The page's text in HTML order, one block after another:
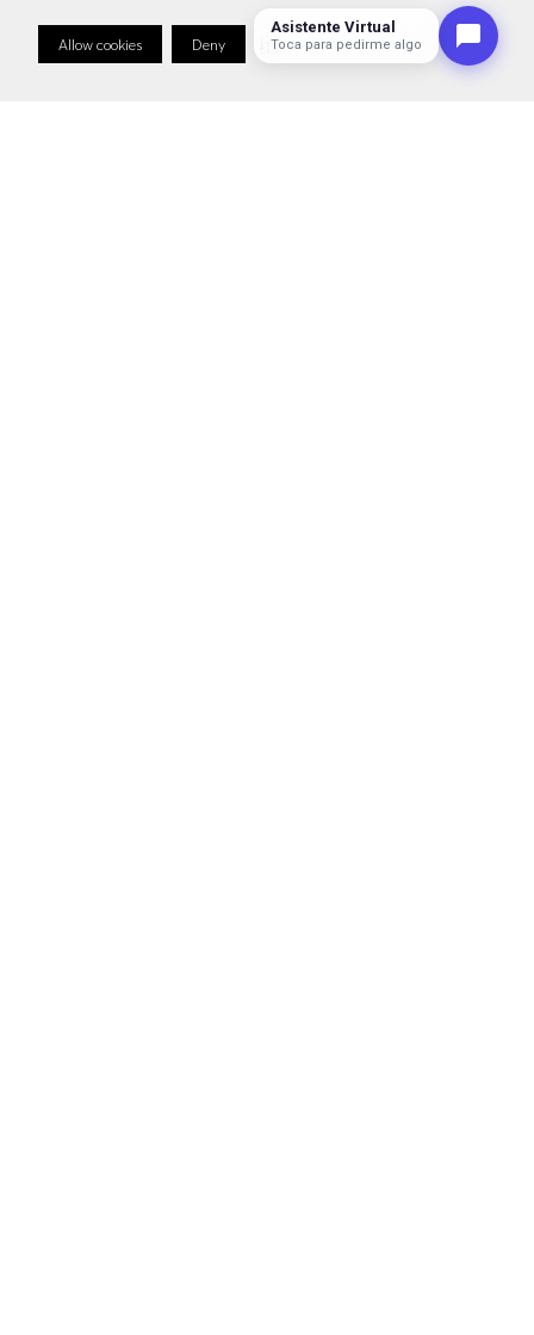
Allow cookies Deny Cookie Preferences
Allow cookies Deny Cookie Preferences
Asistente Virtual
Toca para pedirme algo